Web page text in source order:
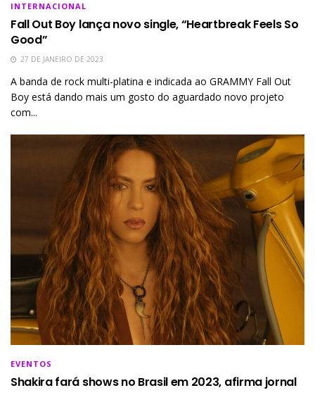
INTERNACIONAL
Fall Out Boy lança novo single, “Heartbreak Feels So
Good”
27 DE JANEIRO DE 2023
A banda de rock multi-platina e indicada ao GRAMMY Fall Out
Boy está dando mais um gosto do aguardado novo projeto
com...
EVENTOS
Shakira fará shows no Brasil em 2023, afirma jornal